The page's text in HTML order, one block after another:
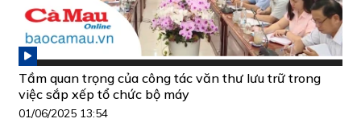
Tầm quan trọng của công tác văn thư lưu trữ trong
việc sắp xếp tổ chức bộ máy
01/06/2025 13:54